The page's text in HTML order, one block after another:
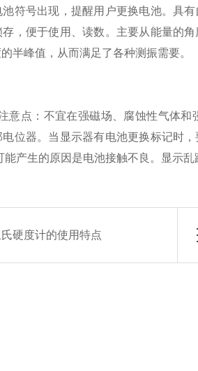
符号出现，提醒用户更换电池。具
，便于使用、读数。主要从能量的
半峰值，从而满足了各种测振需要。
意点：不宜在强磁场、腐蚀性气体
位器。当显示器有电池更换标记时
产生的原因是电池接触不良。显示乱
硬度计的使用特点